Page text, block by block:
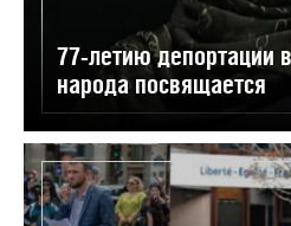
77-летию депортации
народа посвящается